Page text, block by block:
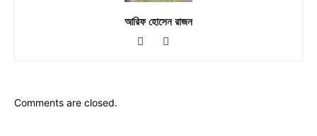
আরিফ হোসেন রাজন
Comments are closed.